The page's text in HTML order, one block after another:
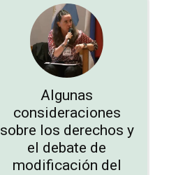
Algunas
consideraciones
sobre los derechos y
el debate de
modificación del